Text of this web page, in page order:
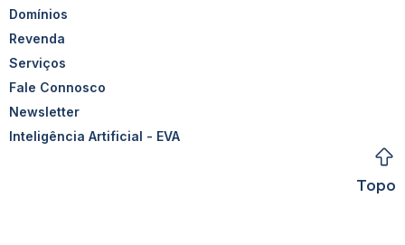
Domínios
Revenda
Serviços
Fale Connosco
Newsletter
Inteligência Artificial - EVA
Topo